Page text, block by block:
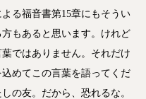
る福音書第15章にもそうい
もあると思います。けれど
ではありません。それだけ
めてこの言葉を語ってくだ
の友。だから、恐れるな。